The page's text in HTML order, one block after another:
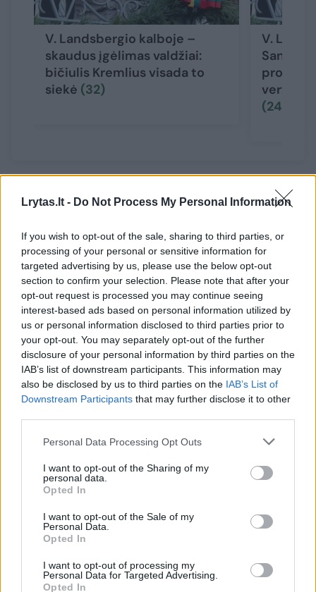
Lrytas.lt - Do Not Process My Personal Information
If you wish to opt-out of the sale, sharing to third parties, or
processing of your personal or sensitive information for
targeted advertising by us, please use the below opt-out
section to confirm your selection. Please note that after your
opt-out request is processed you may continue seeing
interest-based ads based on personal information utilized by
us or personal information disclosed to third parties prior to
your opt-out. You may separately opt-out of the further
disclosure of your personal information by third parties on the
IAB’s list of downstream participants. This information may
also be disclosed by us to third parties on the IAB’s List of
Downstream Participants that may further disclose it to other
Personal Data Processing Opt Outs
I want to opt-out of the Sharing of my
personal data.
Opted In
I want to opt-out of the Sale of my
Personal Data.
Opted In
I want to opt-out of processing my
Personal Data for Targeted Advertising.
Opted In
V. Landsbergio kalboje –
skaudus įgėlimas valdžiai:
bičiulis Kremlius visada to
siekė (32)
V.
(24)
Užtat rytoj šviečia trys išpuoliai: vinilas su
Gabrielium Žemkalniu, kuris papasakos apie
savo kovotojo patirtį vokiečių kalėjimuose
prieš aštuoniasdešimt metų; ekskursija į
Kovo 11 -osios džiungles ir užkulisius „ Vėl
darom valstybę“. Čia būtinai atsigrūsiu
atšlubuosiu ir jokie gerieji daktarai manęs
nesulaikys.